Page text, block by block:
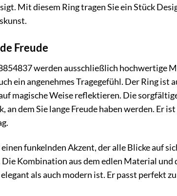
Mit diesem Ring tragen Sie ein Stück
Freude
werden ausschließlich hochwertige
ein angenehmes Tragegefühl. Der Ring ist
magische Weise reflektieren. Die
dem Sie lange Freude haben werden. Er
funkelnden Akzent, der alle Blicke auf
Kombination aus dem edlen Material und
als auch modern ist. Er passt perfekt